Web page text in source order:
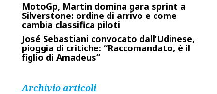
MotoGp, Martin domina gara sprint a
Silverstone: ordine di arrivo e come
cambia classifica piloti
José Sebastiani convocato dall’Udinese,
pioggia di critiche: “Raccomandato, è il
figlio di Amadeus”
Archivio articoli